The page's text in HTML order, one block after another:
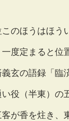
のほうはほう
度定まると位
玄の語録「臨
役（半東）の
が香を炷き、